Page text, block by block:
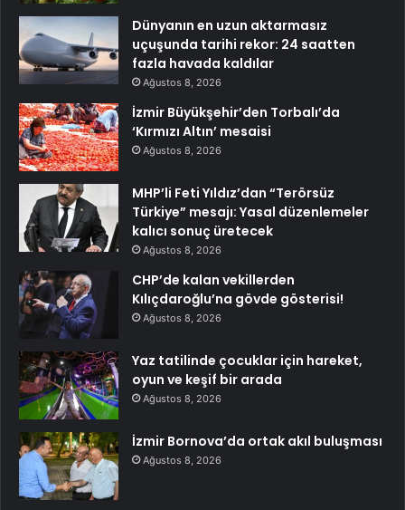
Dünyanın en uzun aktarmasız
uçuşunda tarihi rekor: 24 saatten
fazla havada kaldılar
Ağustos 8, 2026
İzmir Büyükşehir’den Torbalı’da
‘Kırmızı Altın’ mesaisi
Ağustos 8, 2026
MHP’li Feti Yıldız’dan “Terörsüz
Türkiye” mesajı: Yasal düzenlemeler
kalıcı sonuç üretecek
Ağustos 8, 2026
CHP’de kalan vekillerden
Kılıçdaroğlu’na gövde gösterisi!
Ağustos 8, 2026
Yaz tatilinde çocuklar için hareket,
oyun ve keşif bir arada
Ağustos 8, 2026
İzmir Bornova’da ortak akıl buluşması
Ağustos 8, 2026